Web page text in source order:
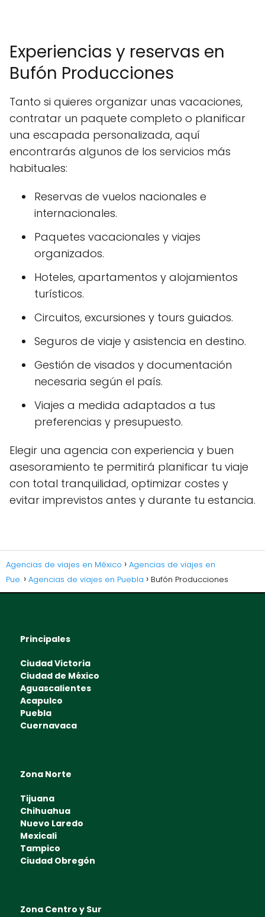
Experiencias y reservas en
Bufón Producciones
Tanto si quieres organizar unas vacaciones,
contratar un paquete completo o planificar
una escapada personalizada, aquí
encontrarás algunos de los servicios más
habituales:
Reservas de vuelos nacionales e
internacionales.
Paquetes vacacionales y viajes
organizados.
Hoteles, apartamentos y alojamientos
turísticos.
Circuitos, excursiones y tours guiados.
Seguros de viaje y asistencia en destino.
Gestión de visados y documentación
necesaria según el país.
Viajes a medida adaptados a tus
preferencias y presupuesto.
Elegir una agencia con experiencia y buen
asesoramiento te permitirá planificar tu viaje
con total tranquilidad, optimizar costes y
evitar imprevistos antes y durante tu estancia.
Agencias de viajes en México
Agencias de viajes en
Pue.
Agencias de viajes en Puebla Bufón Producciones
Principales
Ciudad Victoria
Ciudad de México
Aguascalientes
Acapulco
Puebla
Cuernavaca
Zona Norte
Tijuana
Chihuahua
Nuevo Laredo
Mexicali
Tampico
Ciudad Obregón
Zona Centro y Sur